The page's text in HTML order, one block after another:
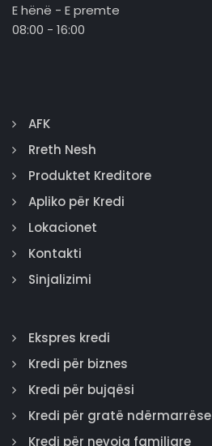
E hënë - E premte
08:00 - 16:00
AFK
Rreth Nesh
Produktet Kreditore
Apliko për Kredi
Lokacionet
Kontakti
Sinjalizimi
Ekspres kredi
Kredi për biznes
Kredi për bujqësi
Kredi për gratë ndërmarrëse
Kredi për nevoja familjare